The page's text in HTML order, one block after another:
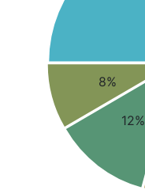
12%
8%